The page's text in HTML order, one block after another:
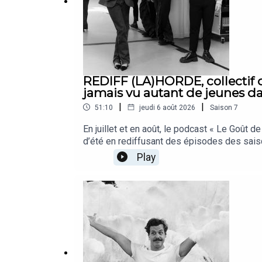
REDIFF (LA)HORDE, collectif
jamais vu autant de jeunes
51:10 | jeudi 6 août 2026 | Saison 7
En juillet et en août, le podcast « Le Goût
d’été en rediffusant des épisodes des
(LA)HORDE imprime sa patte artistique
Awards 2026. Cette année, le trio de
françaises veulent s’attaquer à ces
présente son Après moi le déluge en
l’occasion des représentations d’Age of
pour la première fois le 20 juin 2025.
construction et les méandres du goût
évoquent la dimension sociale et
Play